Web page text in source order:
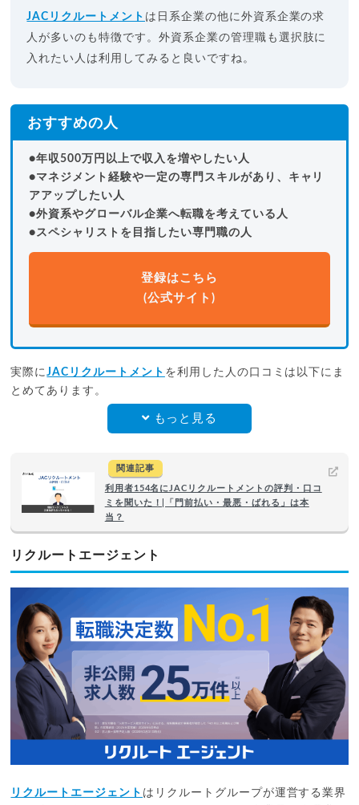
JACリクルートメント は日系企業の他に外資系企業の求
人が多いのも特徴です。外資系企業の管理職も選択肢に
入れたい人は利用してみると良いですね。
おすすめの人
●年収500万円以上で収入を増やしたい人
●マネジメント経験や一定の専門スキルがあり、キャリ
アアップしたい人
●外資系やグローバル企業へ転職を考えている人
●スペシャリストを目指したい専門職の人
登録はこちら
(公式サイト)
実際にJACリクルートメント を利用した人の口コミは以下にま
とめてあります。
もっと見る
関連記事
利用者154名にJACリクルートメントの評判・口コ
ミを聞いた！|「門前払い・最悪・ばれる」は本
当？
リクルートエージェント
リクルートエージェント はリクルートグループが運営する業界